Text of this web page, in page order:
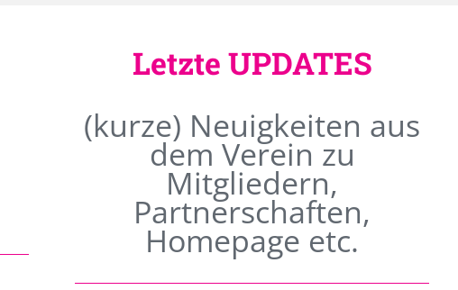
Letzte UPDATES
(kurze) Neuigkeiten aus
dem Verein zu
Mitgliedern,
Partnerschaften,
Homepage etc.